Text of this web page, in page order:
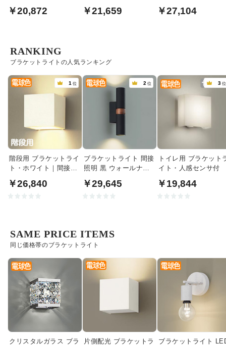
￥20,872 ￥21,659 ￥27,104
ブラケットライトの人気ランキング
RANKING
1 位
階段用 ブラケットライ
ト・ホワイト｜間接照
￥26,840
2 位
ブラケットライト 間接
照明 黒 ウォールナッ
￥29,645
3 位
トイレ用 ブラケット
イト・人感センサ付
￥19,844
同じ価格帯のブラケットライト
SAME PRICE ITEMS
クリスタルガラス ブラ
片側配光 ブラケットラ
ブラケットライト